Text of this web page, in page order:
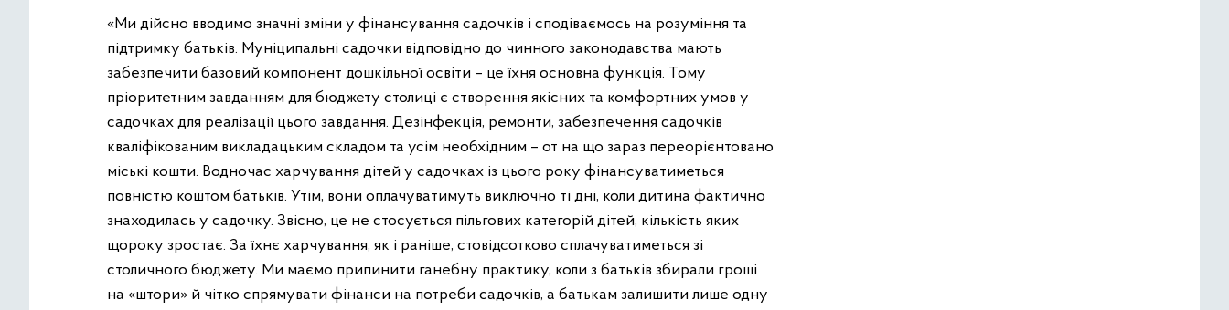
«Ми дійсно вводимо значні зміни у фінансування садочків і сподіваємось на розуміння та
підтримку батьків. Муніципальні садочки відповідно до чинного законодавства мають
забезпечити базовий компонент дошкільної освіти – це їхня основна функція. Тому
пріоритетним завданням для бюджету столиці є створення якісних та комфортних умов у
садочках для реалізації цього завдання. Дезінфекція, ремонти, забезпечення садочків
кваліфікованим викладацьким складом та усім необхідним – от на що зараз переорієнтовано
міські кошти. Водночас харчування дітей у садочках із цього року фінансуватиметься
повністю коштом батьків. Утім, вони оплачуватимуть виключно ті дні, коли дитина фактично
знаходилась у садочку. Звісно, це не стосується пільгових категорій дітей, кількість яких
щороку зростає. За їхнє харчування, як і раніше, стовідсотково сплачуватиметься зі
столичного бюджету. Ми маємо припинити ганебну практику, коли з батьків збирали гроші
на «штори» й чітко спрямувати фінанси на потреби садочків, а батькам залишити лише одну